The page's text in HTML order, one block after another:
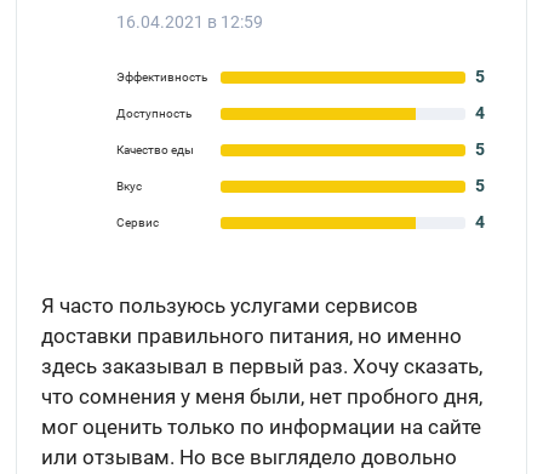
16.04.2021 в 12:59
Эффективность 5
Доступность 4
Качество еды 5
Вкус 5
Сервис 4
Я часто пользуюсь услугами сервисов
доставки правильного питания, но именно
здесь заказывал в первый раз. Хочу сказать,
что сомнения у меня были, нет пробного дня,
мог оценить только по информации на сайте
или отзывам. Но все выглядело довольно